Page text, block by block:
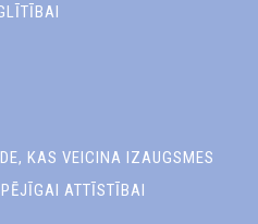
KAS VEICINA IZAUGSMES
ATTĪSTĪBAI